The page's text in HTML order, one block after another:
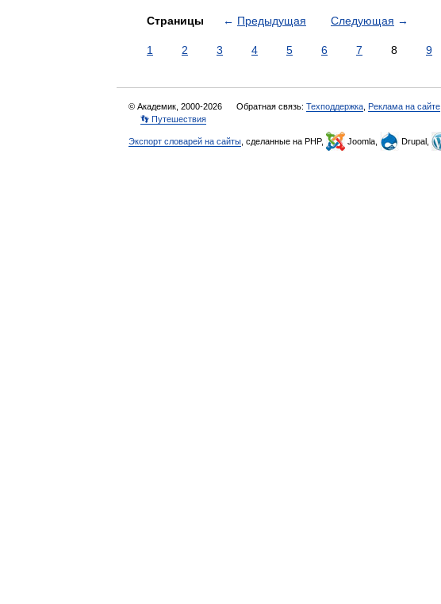
Страницы ← Предыдущая Следующая →
1 2 3 4 5 6 7 8 9
© Академик, 2000-2026 Обратная связь: Техподдержка Реклама на сайте
👣 Путешествия
Экспорт словарей на сайты , сделанные на PHP, Joomla, Drupal,